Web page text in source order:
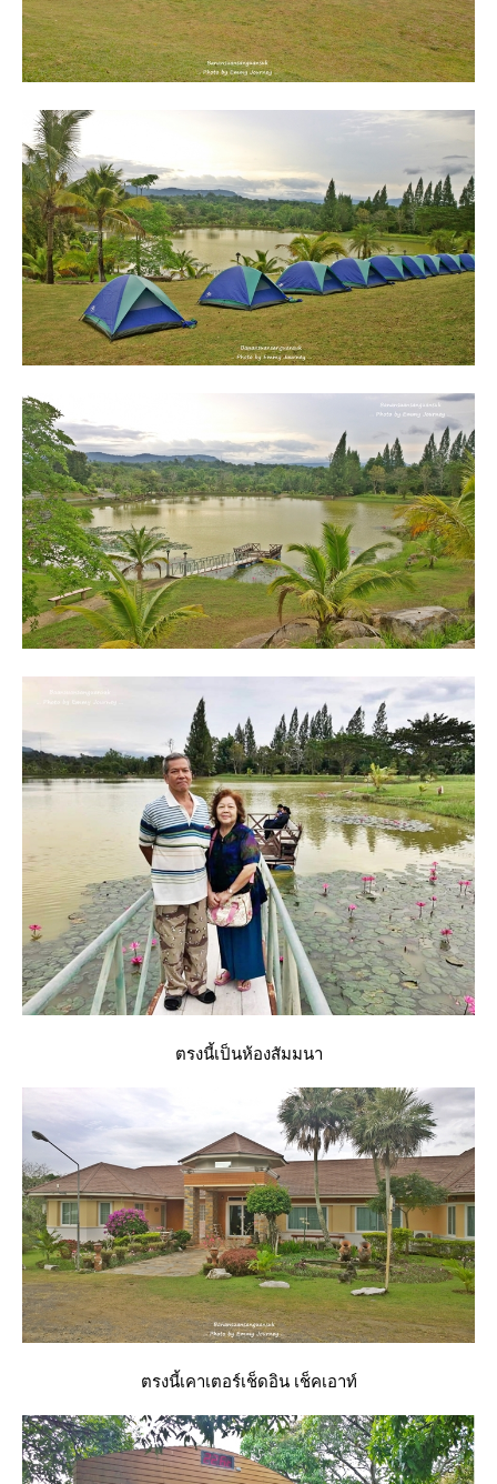
ตรงนี้เป็นห้องสัมมนา
ตรงนี้เคาเตอร์เช็ดอิน เช็คเอาท์